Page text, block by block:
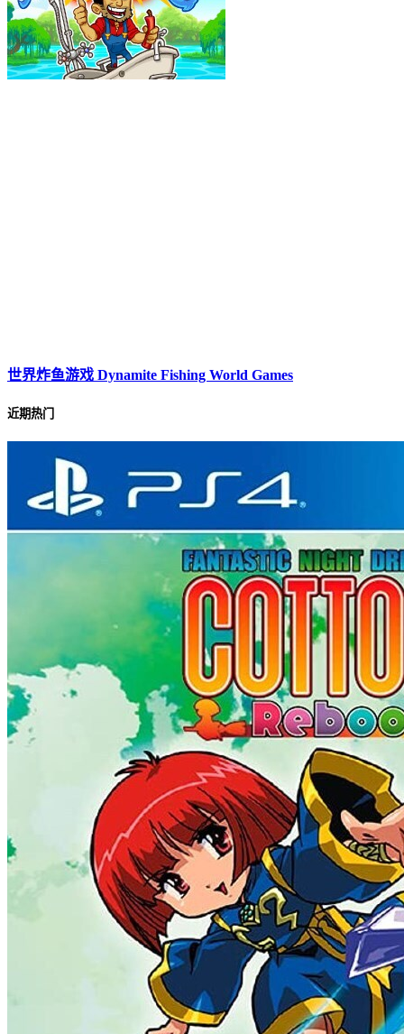
世界炸鱼游戏 Dynamite Fishing World Games
近期热门